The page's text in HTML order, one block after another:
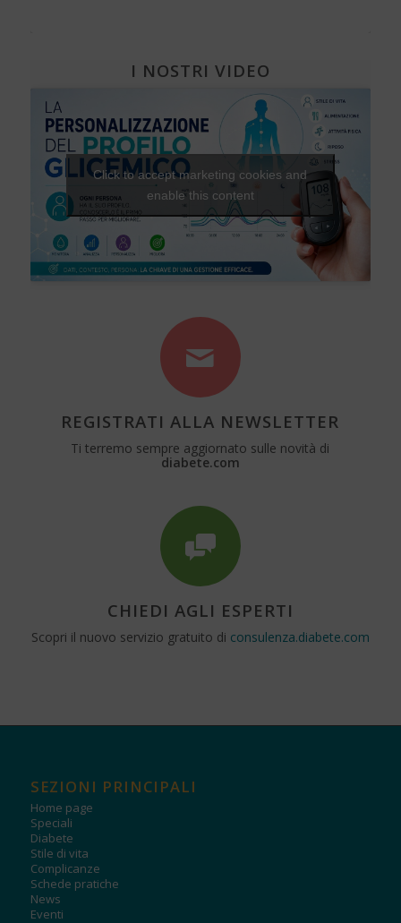
I NOSTRI VIDEO
Click to accept marketing cookies and
enable this content
REGISTRATI ALLA NEWSLETTER
Ti terremo sempre aggiornato sulle novità di
diabete.com
CHIEDI AGLI ESPERTI
Scopri il nuovo servizio gratuito di consulenza.diabete.com
SEZIONI PRINCIPALI
Home page
Speciali
Diabete
Stile di vita
Complicanze
Schede pratiche
News
Eventi